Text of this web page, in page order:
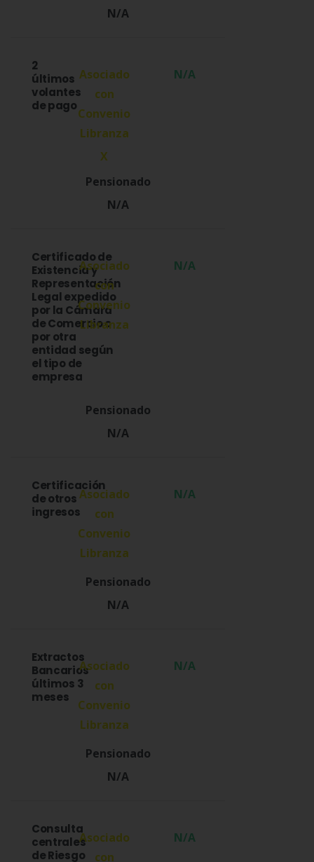
N/A
2
últimos
volantes
de pago
X
N/A
N/A
Certificado de
Existencia y
Representación
Legal expedido
por la Cámara
de Comercio o
por otra
entidad según
el tipo de
empresa
N/A
N/A
Certificación
de otros
ingresos
N/A
N/A
Extractos
Bancarios
últimos 3
meses
N/A
N/A
Consulta
centrales
de Riesgo
N/A